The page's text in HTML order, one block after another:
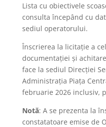
Lista cu obiectivele
consulta începând cu
sediul operatorului.
Înscrierea la licitaţie a
documentaţiei şi
face la sediul Direcției
Administrația Piața
februarie 2026 inclusiv,
Notă: A se prezenta la
constatatoare emise de